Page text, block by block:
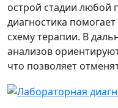
острой стадии любой
диагностика
схему терапии. В
анализов
что позволяет